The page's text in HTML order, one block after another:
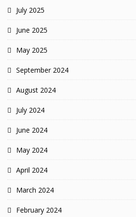
July 2025
June 2025
May 2025
September 2024
August 2024
July 2024
June 2024
May 2024
April 2024
March 2024
February 2024